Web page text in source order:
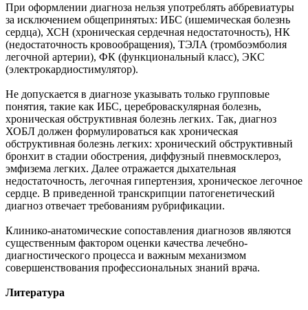
При оформлении диагноза нельзя употреблять аббревиатуры
за исключением общепринятых: ИБС (ишемическая болезнь
сердца), ХСН (хроническая сердечная недостаточность), НК
(недостаточность кровообращения), ТЭЛА (тромбоэмболия
легочной артерии), ФК (функциональный класс), ЭКС
(электрокардиостимулятор).
Не допускается в диагнозе указывать только групповые
понятия, такие как ИБС, цереброваскулярная болезнь,
хроническая обструктивная болезнь легких. Так, диагноз
ХОБЛ должен формулироваться как хроническая
обструктивная болезнь легких: хронический обструктивный
бронхит в стадии обострения, диффузный пневмосклероз,
эмфизема легких. Далее отражается дыхательная
недостаточность, легочная гипертензия, хроническое легочное
сердце. В приведенной транскрипции патогенетический
диагноз отвечает требованиям рубрификации.
Клинико-анатомические сопоставления диагнозов являются
существенным фактором оценки качества лечебно-
диагностического процесса и важным механизмом
совершенствования профессиональных знаний врача.
Литература